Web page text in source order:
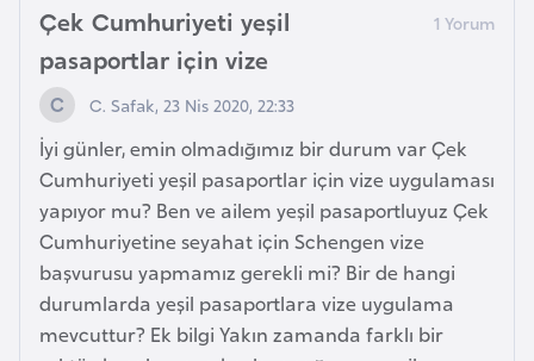
Çek Cumhuriyeti yeşil
pasaportlar için vize
C. Safak, 23 Nis 2020, 22:33
İyi günler, emin olmadığımız bir durum var Çek
Cumhuriyeti yeşil pasaportlar için vize uygulaması
yapıyor mu? Ben ve ailem yeşil pasaportluyuz Çek
Cumhuriyetine seyahat için Schengen vize
başvurusu yapmamız gerekli mi? Bir de hangi
durumlarda yeşil pasaportlara vize uygulama
mevcuttur? Ek bilgi Yakın zamanda farklı bir
İ
r
l
a
n
d
a
İ
s